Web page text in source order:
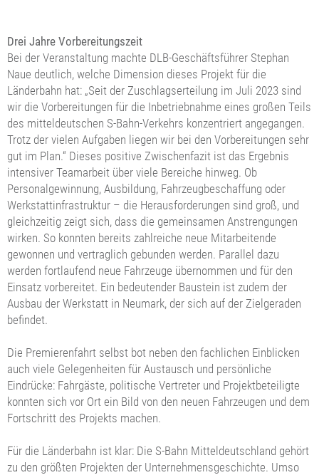
Drei Jahre Vorbereitungszeit
Bei der Veranstaltung machte DLB-Geschäftsführer Stephan
Naue deutlich, welche Dimension dieses Projekt für die
Länderbahn hat: „Seit der Zuschlagserteilung im Juli 2023 sind
wir die Vorbereitungen für die Inbetriebnahme eines großen Teils
des mitteldeutschen S-Bahn-Verkehrs konzentriert angegangen.
Trotz der vielen Aufgaben liegen wir bei den Vorbereitungen sehr
gut im Plan.“ Dieses positive Zwischenfazit ist das Ergebnis
intensiver Teamarbeit über viele Bereiche hinweg. Ob
Personalgewinnung, Ausbildung, Fahrzeugbeschaffung oder
Werkstattinfrastruktur – die Herausforderungen sind groß, und
gleichzeitig zeigt sich, dass die gemeinsamen Anstrengungen
wirken. So konnten bereits zahlreiche neue Mitarbeitende
gewonnen und vertraglich gebunden werden. Parallel dazu
werden fortlaufend neue Fahrzeuge übernommen und für den
Einsatz vorbereitet. Ein bedeutender Baustein ist zudem der
Ausbau der Werkstatt in Neumark, der sich auf der Zielgeraden
befindet.
Die Premierenfahrt selbst bot neben den fachlichen Einblicken
auch viele Gelegenheiten für Austausch und persönliche
Eindrücke: Fahrgäste, politische Vertreter und Projektbeteiligte
konnten sich vor Ort ein Bild von den neuen Fahrzeugen und dem
Fortschritt des Projekts machen.
Für die Länderbahn ist klar: Die S-Bahn Mitteldeutschland gehört
zu den größten Projekten der Unternehmensgeschichte. Umso